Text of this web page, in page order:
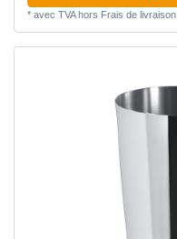
* avec TVAhors Frais de livraison